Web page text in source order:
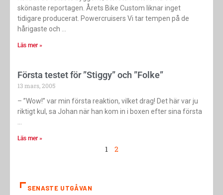
skönaste reportagen. Årets Bike Custom liknar inget
tidigare producerat. Powercruisers Vi tar tempen på de
hårigaste och
Läs mer »
Första testet för ”Stiggy” och ”Folke”
13 mars, 2005
– ”Wow!” var min första reaktion, vilket drag! Det här var ju
riktigt kul, sa Johan när han kom in i boxen efter sina första
Läs mer »
1 2
SENASTE UTGÅVAN